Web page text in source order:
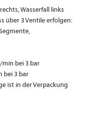
Wasserfall links
über 3 Ventile erfolgen:
min bei 3 bar
bei 3 bar
ist in der Verpackung